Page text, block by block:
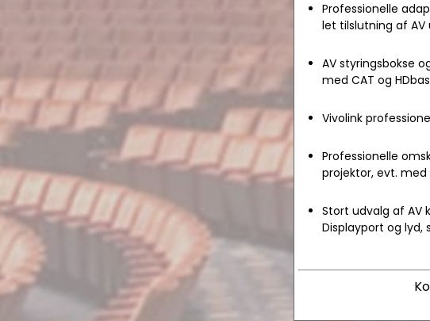
Professionelle
let tilslutning af AV
AV styringsbokse
med CAT og
Vivolink
Professionelle
projektor, evt.
Stort udvalg af AV
Displayport og lyd,